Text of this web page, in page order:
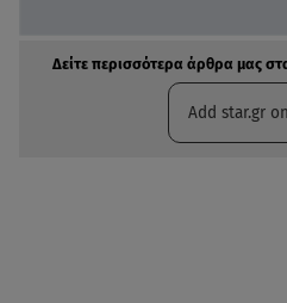
Δείτε περισσότερα άρθρα μας
Add star.gr